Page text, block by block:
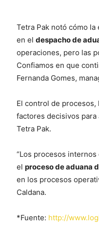
Tetra Pak notó cómo
en el despacho de
operaciones, pero las
Confiamos en que
Fernanda Gomes,
El control de
factores decisivos
Tetra Pak.
“Los procesos
el proceso de aduana
en los procesos
Caldana.
*Fuente: http://